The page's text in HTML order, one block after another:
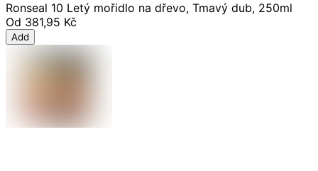
Ronseal 10 Letý mořidlo na dřevo, Tmavý dub, 250ml
Od 381,95 Kč
Add